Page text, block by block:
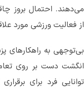
می‌دهند. احتمال بروز
از فعالیت ورزشی مورد
بی‌توجهی به راهکارهای
انگشت دست بر روی
توانایی فرد برای